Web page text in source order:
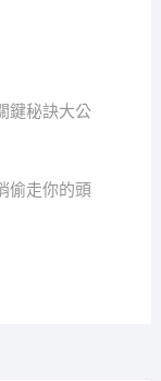
鍵秘訣大公
偷走你的頭